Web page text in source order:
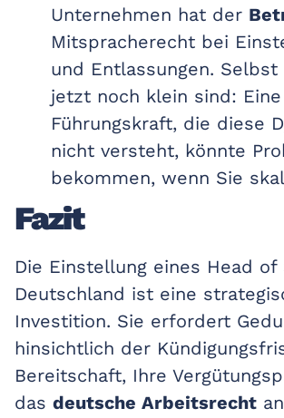
Unternehmen hat der
Mitspracherecht bei
und Entlassungen. Selbst
jetzt noch klein sind: Eine
Führungskraft, die diese
nicht versteht, könnte
bekommen, wenn Sie
Fazit
Die Einstellung eines Head of
Deutschland ist eine
Investition. Sie erfordert
hinsichtlich der
Bereitschaft, Ihre
das deutsche Arbeitsrecht